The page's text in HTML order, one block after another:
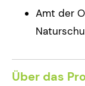
Amt der
Über das